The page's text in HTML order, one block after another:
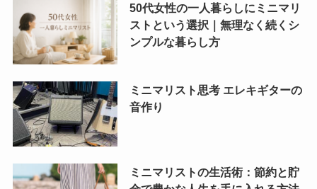
50代女性の一人暮らしにミニマリ
ストという選択｜無理なく続くシ
ンプルな暮らし方
ミニマリスト思考 エレキギターの
音作り
ミニマリストの生活術：節約と貯